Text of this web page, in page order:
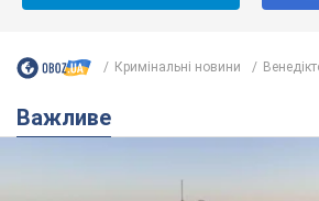
Кримінальні новини
Важливе